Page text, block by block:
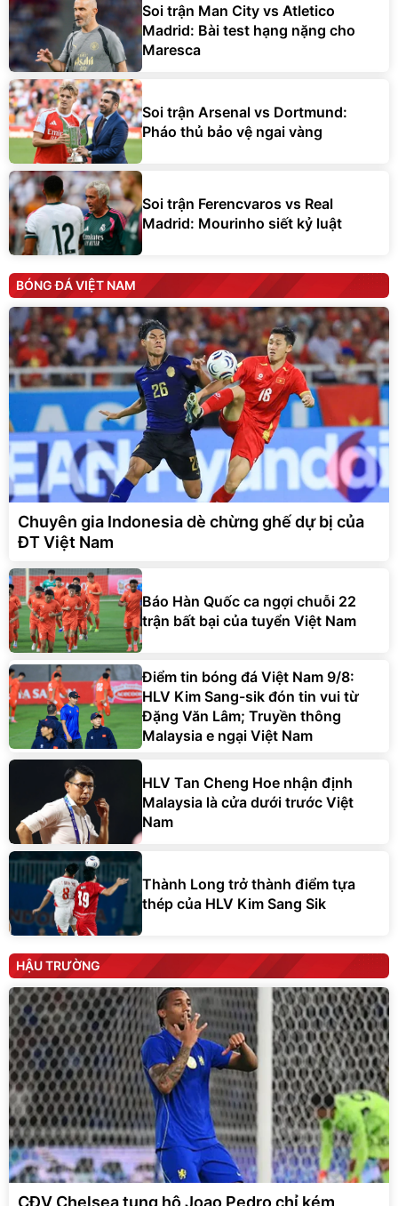
Soi trận Man City vs Atletico
Madrid: Bài test hạng nặng cho
Maresca
Soi trận Arsenal vs Dortmund:
Pháo thủ bảo vệ ngai vàng
Soi trận Ferencvaros vs Real
Madrid: Mourinho siết kỷ luật
BÓNG ĐÁ VIỆT NAM
Chuyên gia Indonesia dè chừng ghế dự bị của
ĐT Việt Nam
Báo Hàn Quốc ca ngợi chuỗi 22
trận bất bại của tuyển Việt Nam
Điểm tin bóng đá Việt Nam 9/8:
HLV Kim Sang-sik đón tin vui từ
Đặng Văn Lâm; Truyền thông
Malaysia e ngại Việt Nam
HLV Tan Cheng Hoe nhận định
Malaysia là cửa dưới trước Việt
Nam
Thành Long trở thành điểm tựa
thép của HLV Kim Sang Sik
HẬU TRƯỜNG